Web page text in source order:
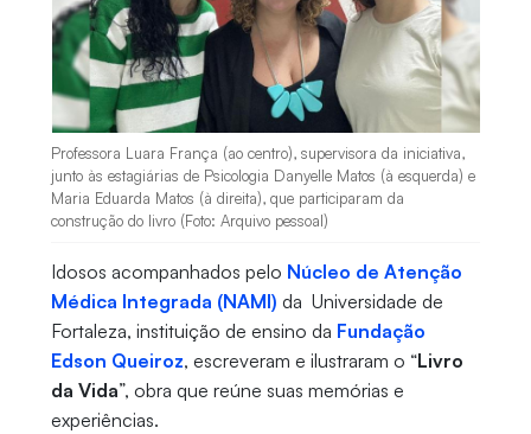
Professora Luara França (ao centro), supervisora da iniciativa,
junto às estagiárias de Psicologia Danyelle Matos (à esquerda) e
Maria Eduarda Matos (à direita), que participaram da
construção do livro (Foto: Arquivo pessoal)
Idosos acompanhados pelo Núcleo de Atenção
Médica Integrada (NAMI) da Universidade de
Fortaleza, instituição de ensino da Fundação
Edson Queiroz, escreveram e ilustraram o “Livro
da Vida”, obra que reúne suas memórias e
experiências.